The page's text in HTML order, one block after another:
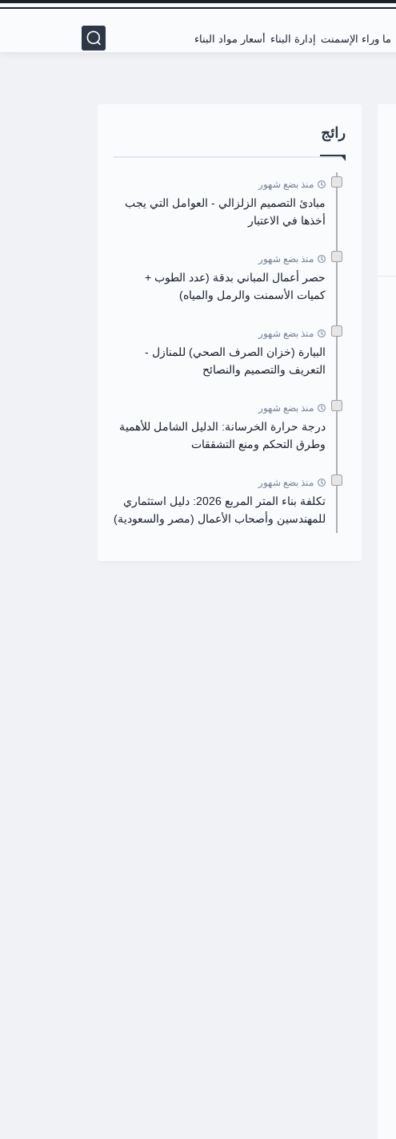
ما وراء الإسمنت إدارة البناء أسعار مواد البناء
رائج
منذ بضع شهور
مبادئ التصميم الزلزالي - العوامل التي يجب
أخذها في الاعتبار
منذ بضع شهور
حصر أعمال المباني بدقة (عدد الطوب +
كميات الأسمنت والرمل والمياه)
منذ بضع شهور
البيارة (خزان الصرف الصحي) للمنازل -
التعريف والتصميم والنصائح
منذ بضع شهور
درجة حرارة الخرسانة: الدليل الشامل للأهمية
وطرق التحكم ومنع التشققات
منذ بضع شهور
تكلفة بناء المتر المربع 2026: دليل استثماري
للمهندسين وأصحاب الأعمال (مصر والسعودية)